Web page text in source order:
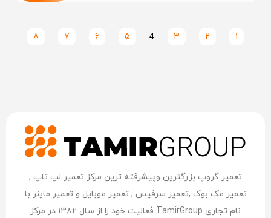
1
2
3
4
5
6
7
8
تعمیر گروپ بزرگترین وپیشرفته ترین مرکز تعمیر لپ تاپ ,
تعمیر مک بوک ,تعمیر سرفیس , تعمیر موبایل و تعمیر ماینر با
نام تجاری TamirGroup فعالیت خود را از سال ۱۳۸۲ در مرکز